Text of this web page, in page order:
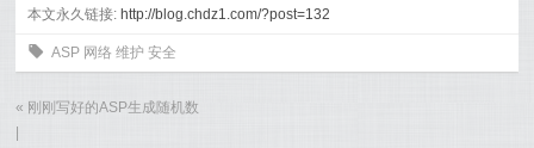
本文永久链接: http://blog.chdz1.com/?post=132
0 ASP 网络维护安全
« 刚刚写好的ASP生成随机数